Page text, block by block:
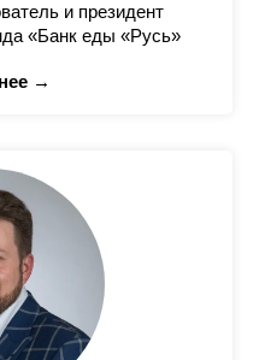
и президент
«Банк еды «Русь»
→